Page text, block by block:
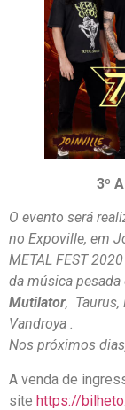
3º
O evento será
no Expoville, em
METAL FEST
da música
Mutilator, Taurus,
Vandroya .
Nos próximos
A venda de
site https://